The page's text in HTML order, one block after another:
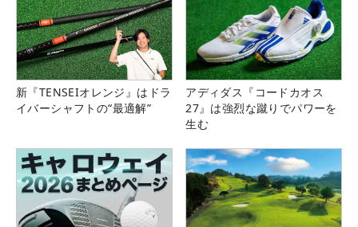
新『TENSEIオレンジ』はドラ
イバーシャフトの“最適解”
アディダス『コードカオス
27』は強烈な蹴りでパワーを
生む